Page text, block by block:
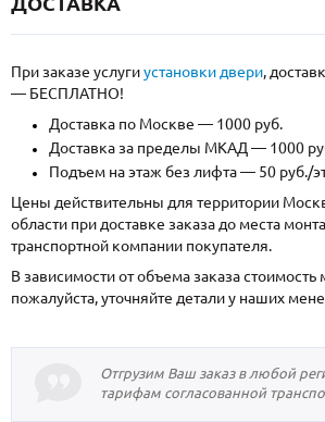
При заказе услугиустановки двери,
— БЕСПЛАТНО!
Доставка по Москве — 1000 руб.
Доставка за пределы МКАД — 1000
Подъем на этаж без лифта — 50 руб./
Цены действительны для территории
области при доставке заказа до места
транспортной компании покупателя.
В зависимости от объема заказа
пожалуйста, уточняйте детали у наших
Отгрузим Ваш заказ в любой
тарифам согласованной